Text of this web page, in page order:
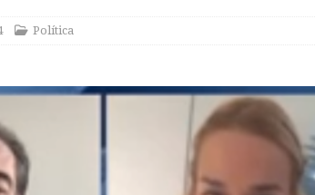
Política